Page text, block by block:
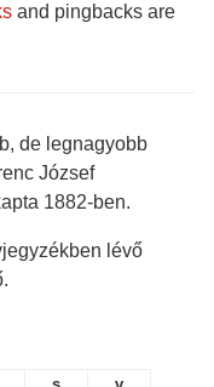
and pingbacks are
de legnagyobb
József
1882-ben.
lévő